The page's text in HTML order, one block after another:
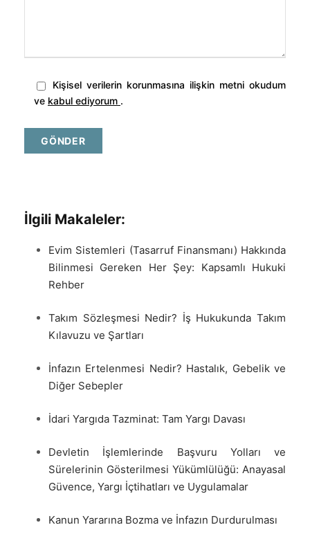
Kişisel verilerin korunmasına ilişkin metni okudum
ve kabul ediyorum .
İlgili Makaleler:
Evim Sistemleri (Tasarruf Finansmanı) Hakkında
Bilinmesi Gereken Her Şey: Kapsamlı Hukuki
Rehber
Takım Sözleşmesi Nedir? İş Hukukunda Takım
Kılavuzu ve Şartları
İnfazın Ertelenmesi Nedir? Hastalık, Gebelik ve
Diğer Sebepler
İdari Yargıda Tazminat: Tam Yargı Davası
Devletin İşlemlerinde Başvuru Yolları ve
Sürelerinin Gösterilmesi Yükümlülüğü: Anayasal
Güvence, Yargı İçtihatları ve Uygulamalar
Kanun Yararına Bozma ve İnfazın Durdurulması